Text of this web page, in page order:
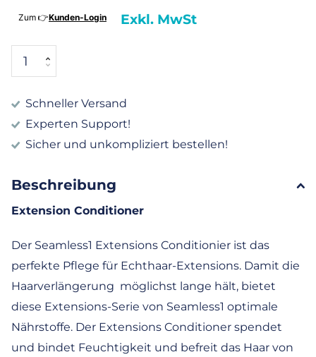
Zum 👉Kunden-Login Exkl. MwSt
Schneller Versand
Experten Support!
Sicher und unkompliziert bestellen!
Beschreibung
Extension Conditioner
Der Seamless1 Extensions Conditionier ist das
perfekte Pflege für Echthaar-Extensions. Damit die
Haarverlängerung möglichst lange hält, bietet
diese Extensions-Serie von Seamless1 optimale
Nährstoffe. Der Extensions Conditioner spendet
und bindet Feuchtigkeit und befreit das Haar von